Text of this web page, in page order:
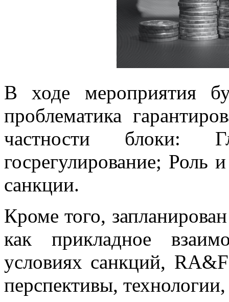
В ходе мероприятия
проблематика
частности блоки:
госрегулирование; Роль
санкции.
Кроме того,
как прикладное
условиях санкций,
перспективы,